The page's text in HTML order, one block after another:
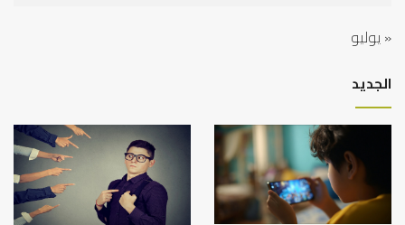
« يوليو
الجديد